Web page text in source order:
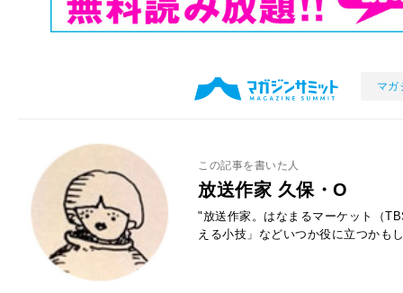
マガ
この記事を書いた人
放送作家 久保・O
"放送作家。はなまるマーケット（
える小技」などいつか役に立つかも